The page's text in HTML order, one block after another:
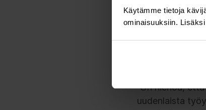
Käytämme tietoja
ominaisuuksiin.
Hybridityö on
”On hienoa,
uudenlaista